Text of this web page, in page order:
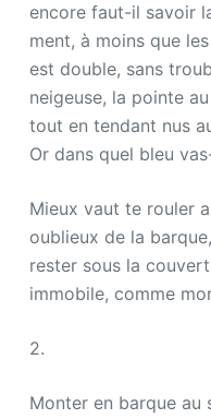
encore faut-il savoir
ment, à moins que
est double, sans
neigeuse, la pointe
tout en tendant nus
Or dans quel bleu
Mieux vaut te rouler
oublieux de la
rester sous la
immobile, comme
2.
Monter en barque au